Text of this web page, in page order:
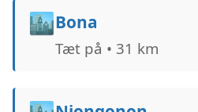
🏙️Bona
Tæt på • 31 km